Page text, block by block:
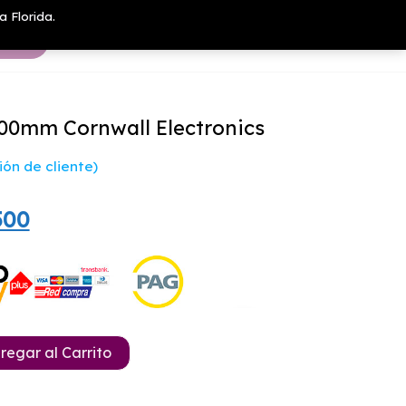
Florida.
Cornwall Electronics
de cliente)
El
actual
$53.500.
al Carrito